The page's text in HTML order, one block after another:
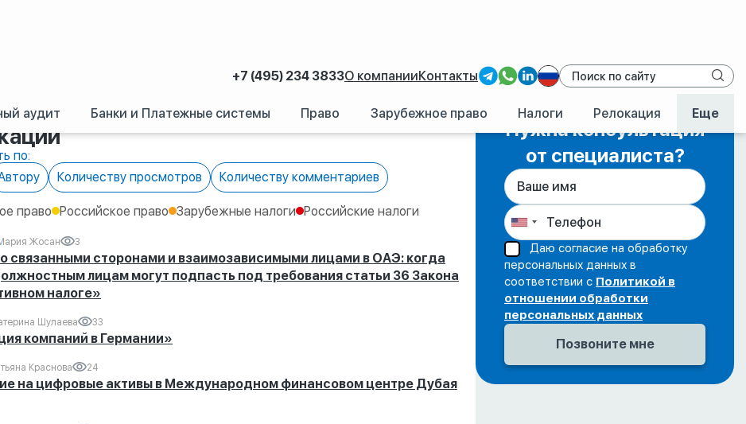
+7 (495) 234 3833О компанииКонтакты
аудит Банки и Платежные системы Право Зарубежное право Налоги Релокация Еще
по:
Количеству просмотров Количеству комментариев
право Российское право Зарубежные налоги Российские налоги
Жосан 3
связанными сторонами и взаимозависимыми лицами в ОАЭ: когда
лицам могут подпасть под требования статьи 36 Закона
налоге»
Шулаева 33
компаний в Германии»
Краснова 24
на цифровые активы в Международном финансовом центре Дубая
Нужна консультация
от специалиста?
Даю согласие на обработку
персональных данных в
соответствии с Политикой в
отношении обработки
персональных данных